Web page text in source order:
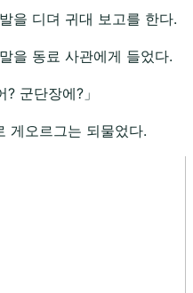
을 디뎌 귀대 보고를 한다.
을 동료 사관에게 들었다.
? 군단장에?」
게오르그는 되물었다.